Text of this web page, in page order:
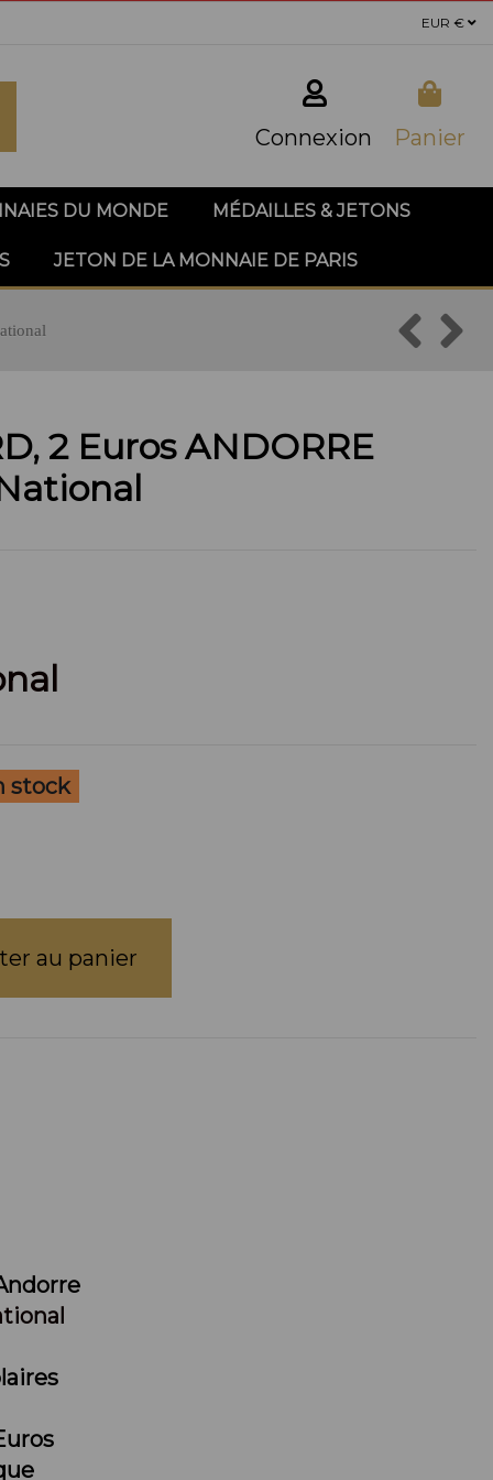
EUR €
Connexion Panier
DU MONDE MÉDAILLES & JETONS
JETON DE LA MONNAIE DE PARIS
2 Euros ANDORRE
stock
au panier